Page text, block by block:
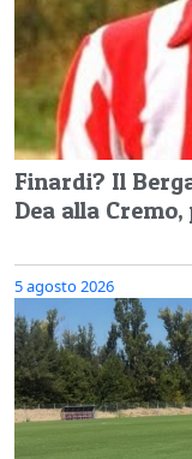
Finardi? Il
Dea alla
5 agosto 2026